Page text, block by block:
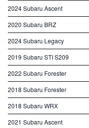
2024 Subaru Ascent
2020 Subaru BRZ
2024 Subaru Legacy
2019 Subaru STI S209
2022 Subaru Forester
2018 Subaru Forester
2018 Subaru WRX
2021 Subaru Ascent